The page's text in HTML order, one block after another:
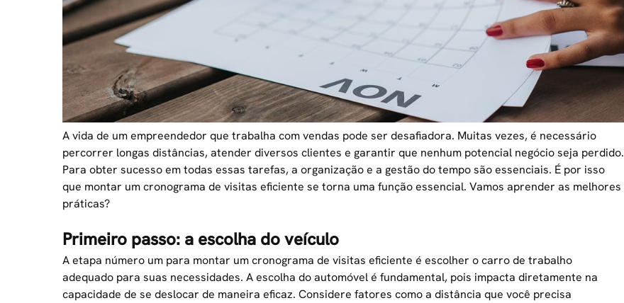
A vida de um empreendedor que trabalha com vendas pode ser desafiadora. Muitas vezes, é necessário
percorrer longas distâncias, atender diversos clientes e garantir que nenhum potencial negócio seja perdido.
Para obter sucesso em todas essas tarefas, a organização e a gestão do tempo são essenciais. É por isso
que montar um cronograma de visitas eficiente se torna uma função essencial. Vamos aprender as melhores
práticas?
Primeiro passo: a escolha do veículo
A etapa número um para montar um cronograma de visitas eficiente é escolher ocarro de trabalho
adequado para suas necessidades. A escolha do automóvel é fundamental, pois impacta diretamente na
capacidade de se deslocar de maneira eficaz. Considere fatores como a distância que você precisa